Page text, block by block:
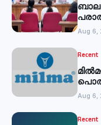
Aug 6,
Recent
Aug 6,
Recent